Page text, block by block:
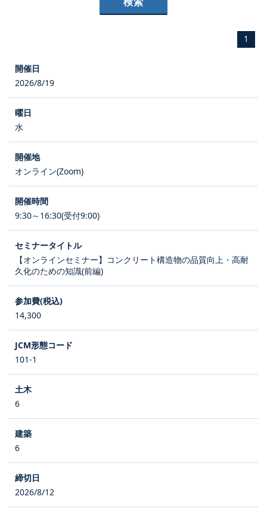
1
2026/8/19
水
オンライン(Zoom)
9:30～16:30(受付9:00)
【オンラインセミナー】コンクリート構造物の品質向上・高耐
久化のための知識(前編)
14,300
101-1
6
6
2026/8/12